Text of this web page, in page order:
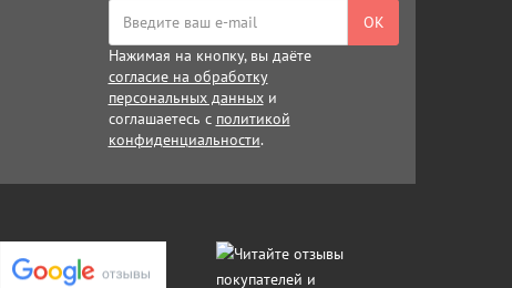
ОК
Нажимая на кнопку, вы даёте
согласие на обработку
персональных данныхи
соглашаетесь с политикой
конфиденциальности.